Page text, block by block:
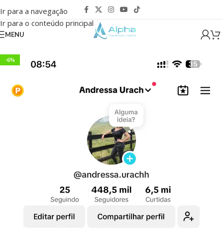
Ir para a navegação
Ir para o conteúdo principal
MENU
-6%